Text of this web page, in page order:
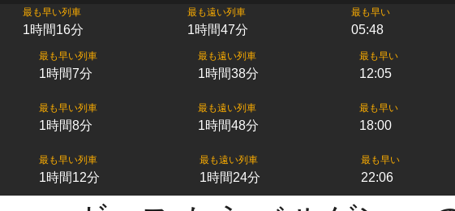
最も早い列車
1時間16分
最も遠い列車
1時間47分
最も早い
05:48
最も早い列車
1時間7分
最も遠い列車
1時間38分
最も早い
12:05
最も早い列車
1時間8分
最も遠い列車
1時間48分
最も早い
18:00
最も早い列車
1時間12分
最も遠い列車
1時間24分
最も早い
22:06